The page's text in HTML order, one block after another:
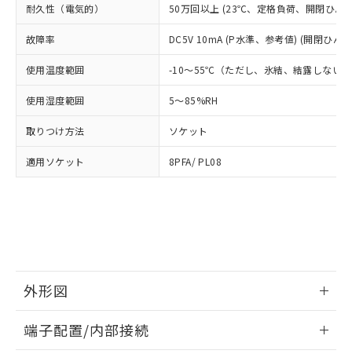
耐久性（電気的） 50万回以上 (23℃、定格負荷、開閉ひん
故障率 DC5V 10mA (P水準、参考値) (開閉ひん
使用温度範囲 -10～55℃（ただし、氷結、結露しない
使用湿度範囲 5～85%RH
取りつけ方法 ソケット
適用ソケット 8PFA/ PL08
外形図
端子配置/内部接続
事前の承諾なく第三者に漏洩または開
マイパーツ機能（部品リスト作成サー
ビス）をご利用いただくには、I-Web
お客様が当ウェブサイト上で当社にご
登録された部品リストについて、当社
および当社の共同利用者が、当社の製
品・サービスに関するお客様との取
引・商談に必要な範囲で利用すること
※2 対応予定月
部品在庫の切り替え状況などにより、予定
月が前後することがあります。
※3 非含有証明書ダウンロード
下記の非含有証明書をダウンロードするこ
ものではありません。
また、RoHS指令のフタル酸エステル類４
荷製品に未対応品が混在することから備考
欄に対応日を記載しておりました。
「ｅ」：有害物質（10物質）のすべてが基
準値以下であることを示します。
「10」：通常の使用状況下において有害物
質が外部に漏えいし、環境に深刻な影響を
及ぼさない年数を意味します。
「－」：未確認です。当社販売部門へお問
い合わせください。
場合は、上記1、2および3の内容を当
該第三者に通知します。また当社は、
販売先および販売に係わる関係者が違
法に輸出するおそれがある場合は、取
り引きをいたしません。
合意する キャンセル
認ください)
白
受注生産機種、また在庫状況の
情報を公開していない機種